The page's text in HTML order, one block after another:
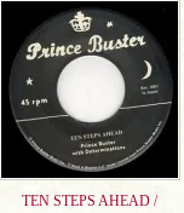
TEN STEPS AHEAD /